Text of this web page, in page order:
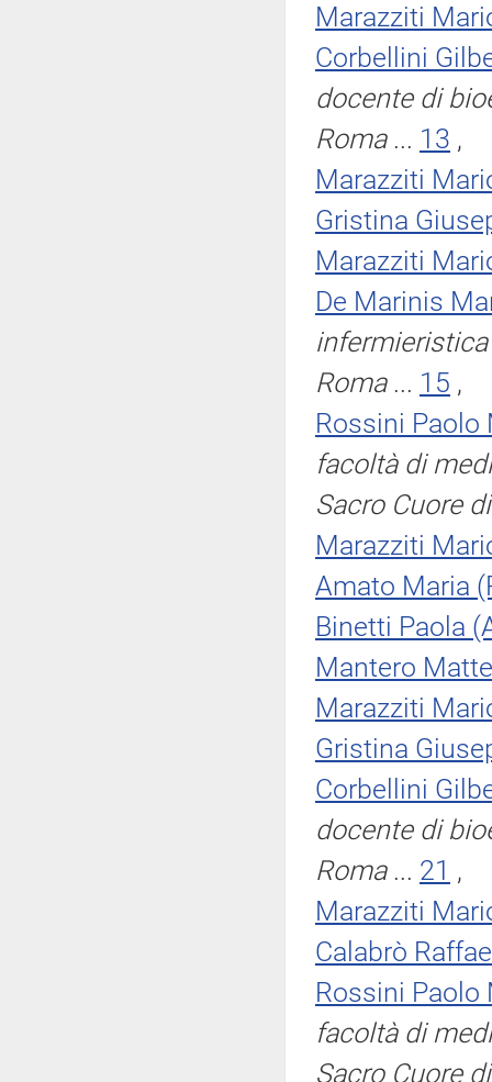
Marazziti
Corbellini
docente di
Roma... 13 ,
Marazziti
Gristina
Marazziti
De Marinis
Roma... 15 ,
Rossini Paolo
facoltà di
Sacro Cuore
Marazziti
Amato Maria
Binetti Paola
Mantero
Marazziti
Gristina
Corbellini
docente di
Roma... 21 ,
Marazziti
Calabrò
Rossini Paolo
facoltà di
Sacro Cuore